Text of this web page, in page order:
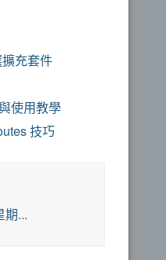
充套件
使用教學
技巧
期...